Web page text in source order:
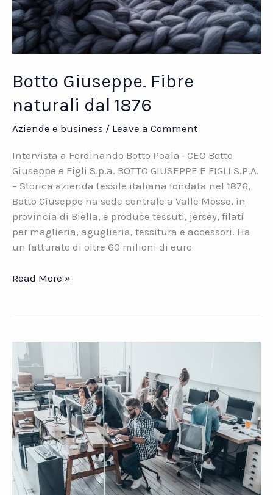
Botto Giuseppe. Fibre
naturali dal 1876
Aziende e business / Leave a Comment
Intervista a Ferdinando Botto Poala– CEO Botto
Giuseppe e Figli S.p.a. BOTTO GIUSEPPE E FIGLI S.P.A.
– Storica azienda tessile italiana fondata nel 1876,
Botto Giuseppe ha sede centrale a Valle Mosso, in
provincia di Biella, e produce tessuti, jersey, filati
per maglieria, aguglieria, tessitura e accessori. Ha
un fatturato di oltre 60 milioni di euro
Botto
1876
Read More »